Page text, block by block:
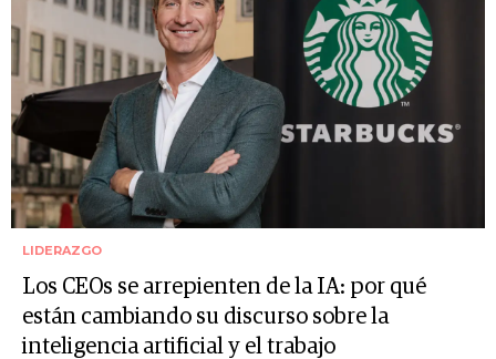
LIDERAZGO
Los CEOs se arrepienten de la IA: por qué
están cambiando su discurso sobre la
inteligencia artificial y el trabajo